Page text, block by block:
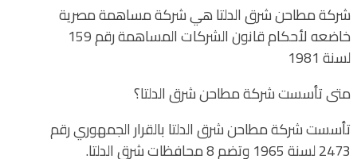
شركة مطاحن شرق الدلتا هي شركة مساهمة مصرية
خاضعه لأحكام قانون الشركات المساهمة رقم 159
لسنة 1981
متى تأسست شركة مطاحن شرق الدلتا؟
تأسست شركة مطاحن شرق الدلتا بالقرار الجمهوري رقم
2473 لسنة 1965 وتضم 8 محافظات شرق الدلتا.